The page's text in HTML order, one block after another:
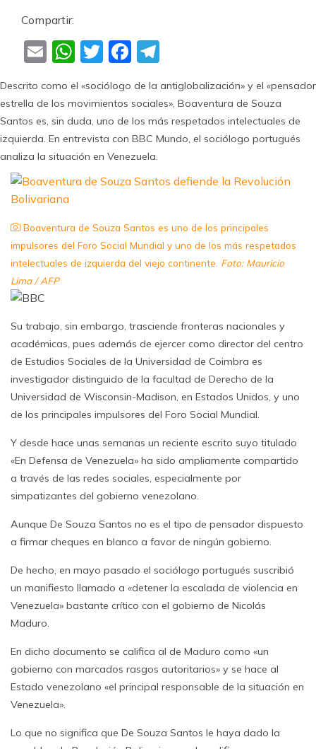
Compartir:
EmailWhatsApp
TwitterFacebook
Descrito como el «sociólogo de la antiglobalización» y el «pensador
estrella de los movimientos sociales», Boaventura de Souza
Santos es, sin duda, uno de los más respetados intelectuales de
izquierda. En entrevista con BBC Mundo, el sociólogo portugués
analiza la situación en Venezuela.
Boaventura de Souza Santos es uno de los principales
impulsores del Foro Social Mundial y uno de los más respetados
intelectuales de izquierda del viejo continente. Foto: Mauricio
Lima / AFP
Su trabajo, sin embargo, trasciende fronteras nacionales y
académicas, pues además de ejercer como director del centro
de Estudios Sociales de la Universidad de Coimbra es
investigador distinguido de la facultad de Derecho de la
Universidad de Wisconsin-Madison, en Estados Unidos, y uno
de los principales impulsores del Foro Social Mundial.
Y desde hace unas semanas un reciente escrito suyo titulado
«En Defensa de Venezuela» ha sido ampliamente compartido
a través de las redes sociales, especialmente por
simpatizantes del gobierno venezolano.
Aunque De Souza Santos no es el tipo de pensador dispuesto
a firmar cheques en blanco a favor de ningún gobierno.
De hecho, en mayo pasado el sociólogo portugués suscribió
un manifiesto llamado a «detener la escalada de violencia en
Venezuela» bastante crítico con el gobierno de Nicolás
Maduro.
En dicho documento se califica al de Maduro como «un
gobierno con marcados rasgos autoritarios» y se hace al
Estado venezolano «el principal responsable de la situación en
Venezuela».
Lo que no significa que De Souza Santos le haya dado la